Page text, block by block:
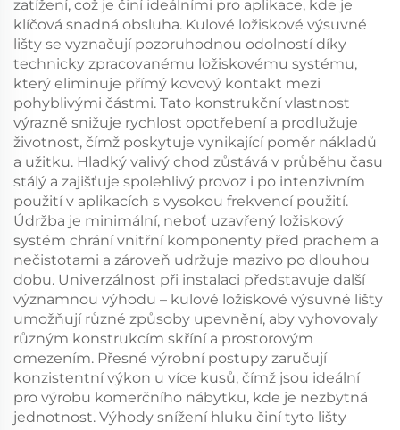
zatížení, což je činí ideálními pro aplikace, kde je
klíčová snadná obsluha. Kulové ložiskové výsuvné
lišty se vyznačují pozoruhodnou odolností díky
technicky zpracovanému ložiskovému systému,
který eliminuje přímý kovový kontakt mezi
pohyblivými částmi. Tato konstrukční vlastnost
výrazně snižuje rychlost opotřebení a prodlužuje
životnost, čímž poskytuje vynikající poměr nákladů
a užitku. Hladký valivý chod zůstává v průběhu času
stálý a zajišťuje spolehlivý provoz i po intenzivním
použití v aplikacích s vysokou frekvencí použití.
Údržba je minimální, neboť uzavřený ložiskový
systém chrání vnitřní komponenty před prachem a
nečistotami a zároveň udržuje mazivo po dlouhou
dobu. Univerzálnost při instalaci představuje další
významnou výhodu – kulové ložiskové výsuvné lišty
umožňují různé způsoby upevnění, aby vyhovovaly
různým konstrukcím skříní a prostorovým
omezením. Přesné výrobní postupy zaručují
konzistentní výkon u více kusů, čímž jsou ideální
pro výrobu komerčního nábytku, kde je nezbytná
jednotnost. Výhody snížení hluku činí tyto lišty